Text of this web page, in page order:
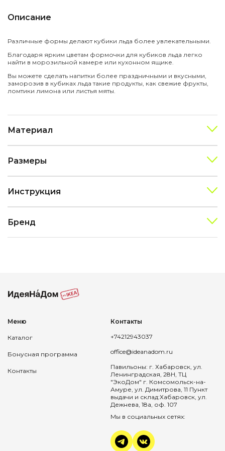
Описание
Различные формы делают кубики льда более увлекательными.
Благодаря ярким цветам формочки для кубиков льда легко
найти в морозильной камере или кухонном ящике.
Вы можете сделать напитки более праздничными и вкусными,
заморозив в кубиках льда такие продукты, как свежие фрукты,
ломтики лимона или листья мяты.
Материал
Размеры
Инструкция
Бренд
Меню
Каталог
Бонусная программа
Контакты
Контакты
+74212943037
office@ideanadom.ru
Павильоны: г. Хабаровск, ул.
Ленинградская, 28Н, ТЦ
"ЭкоДом" г. Комсомольск-на-
Амуре, ул. Димитрова, 11 Пункт
выдачи и склад:Хабаровск, ул.
Дежнева, 18а, оф. 107
Мы в социальных сетях: